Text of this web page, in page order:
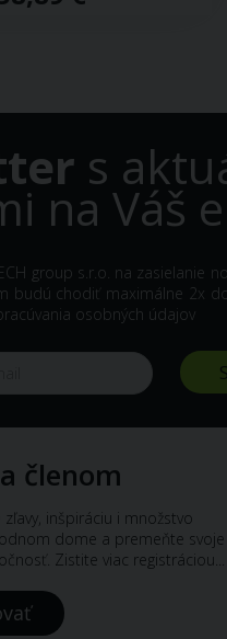
s
na Váš
group s.r.o. na zasielanie
budú chodiť maximálne 2x
osobných údajov
členom
inšpiráciu i množstvo
dome a premeňte svoje
Zistite viac registráciou...